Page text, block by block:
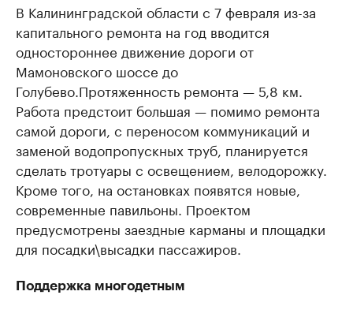
В Калининградской области с 7 февраля из-за
капитального ремонта на год вводится
одностороннее движение дороги от
Мамоновского шоссе до
Голубево.Протяженность ремонта — 5,8 км.
Работа предстоит большая — помимо ремонта
самой дороги, с переносом коммуникаций и
заменой водопропускных труб, планируется
сделать тротуары с освещением, велодорожку.
Кроме того, на остановках появятся новые,
современные павильоны. Проектом
предусмотрены заездные карманы и площадки
для посадки\высадки пассажиров.
Поддержка многодетным